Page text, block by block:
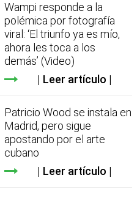
Wampi responde a la
polémica por fotografía
viral: ‘El triunfo ya es mío,
ahora les toca a los
demás’ (Video)
Leer artículo
Patricio Wood se instala en
Madrid, pero sigue
apostando por el arte
cubano
Leer artículo